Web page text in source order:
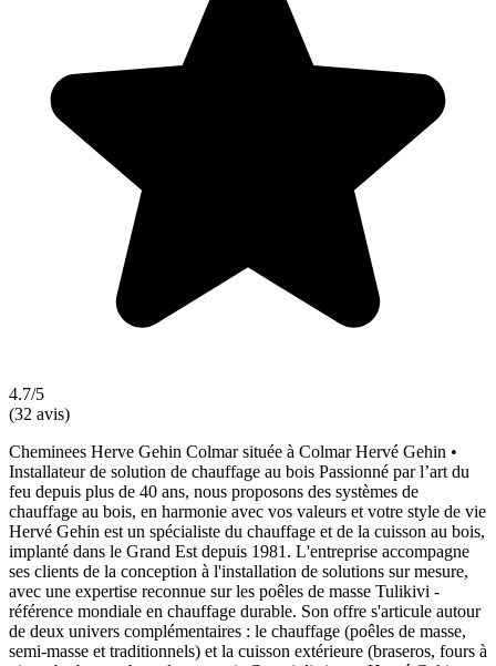
4.7/5
(32 avis)
Cheminees Herve Gehin Colmar située à Colmar Hervé Gehin •
Installateur de solution de chauffage au bois Passionné par l’art du
feu depuis plus de 40 ans, nous proposons des systèmes de
chauffage au bois, en harmonie avec vos valeurs et votre style de vie
Hervé Gehin est un spécialiste du chauffage et de la cuisson au bois,
implanté dans le Grand Est depuis 1981. L'entreprise accompagne
ses clients de la conception à l'installation de solutions sur mesure,
avec une expertise reconnue sur les poêles de masse Tulikivi -
référence mondiale en chauffage durable. Son offre s'articule autour
de deux univers complémentaires : le chauffage (poêles de masse,
semi-masse et traditionnels) et la cuisson extérieure (braseros, fours à